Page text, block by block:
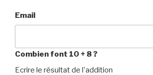
Email
Combien font 10 + 8 ?
Ecrire le résultat de l'addition